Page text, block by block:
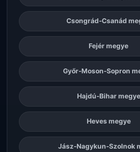
Csongrád-Csanád
Fejér megye
Győr-Moson-Sopron
Hajdú-Bihar megye
Heves megye
Jász-Nagykun-Szolnok